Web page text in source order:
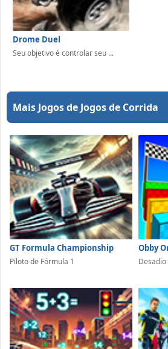
Drome Duel
Seu objetivo é controlar seu ...
Mais Jogos de Jogos de Corrida
GT Formula Championship
Piloto de Fórmula 1
Obby